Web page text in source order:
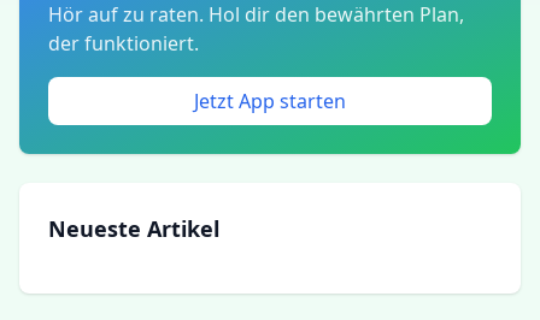
Hör auf zu raten. Hol dir den bewährten Plan,
der funktioniert.
Jetzt App starten
Neueste Artikel